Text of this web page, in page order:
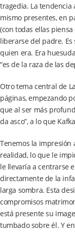
tragedia. La tendencia
mismo presentes, en
(con todas ellas
liberarse del padre.
quien era. Era
“es de la raza de las
Otro tema central de
páginas, empezando
que al ser más
da asco”, a lo que
Tenemos la impresión
realidad, lo que le
le llevaría a centrarse
directamente de la
larga sombra. Esta
compromisos
está presente su
tumbado sobre él. Y